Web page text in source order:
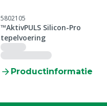
5802105
™AktivPULS Silicon-Pro
tepelvoering
Productinformatie